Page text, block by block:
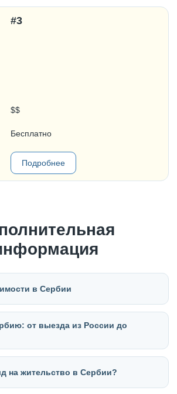
#3
$$
Бесплатно
Подробнее
в Сербии
от выезда из России до
на жительство в Сербии?